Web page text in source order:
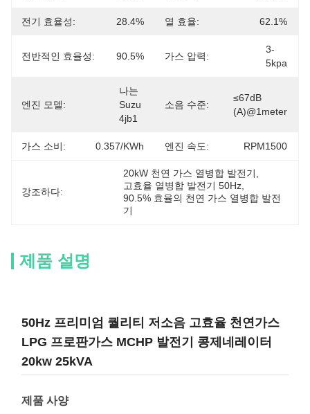
전기 효율성: 28.4% 열 효율: 62.1%
전반적인 효율성: 90.5% 가스 압력:
3-
5kpa
엔진 모델:
나는
Suzu
4jb1
소음 수준:
≤67dB
(a)@1meter
가스 소비: 0.357/kWh 엔진 속도: RPM1500
강조하다:
20kW 천연 가스 열병합 발전기
고효율 열병합 발전기 50Hz
90.5% 효율의 천연 가스 열병합 발전
기
제품 설명
50Hz 프리미엄 퀄리티 저소음 고효율 천연가스
LPG 프로판가스 MCHP 발전기 콩제네레이터
20kw 25kVA
제품 사양